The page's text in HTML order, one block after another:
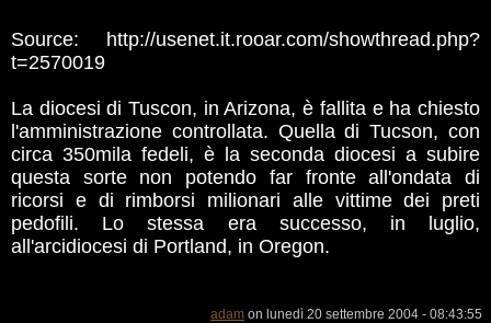
Source: http://usenet.it.rooar.com/showthread.php?
t=2570019
La diocesi di Tuscon, in Arizona, è fallita e ha chiesto
l'amministrazione controllata. Quella di Tucson, con
circa 350mila fedeli, è la seconda diocesi a subire
questa sorte non potendo far fronte all'ondata di
ricorsi e di rimborsi milionari alle vittime dei preti
pedofili. Lo stessa era successo, in luglio,
all'arcidiocesi di Portland, in Oregon.
adam on lunedì 20 settembre 2004 - 08:43:55